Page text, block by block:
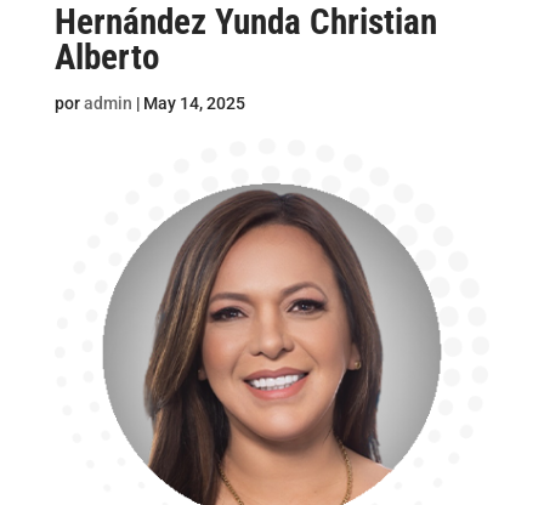
Hernández Yunda Christian
Alberto
poradmin | May 14, 2025